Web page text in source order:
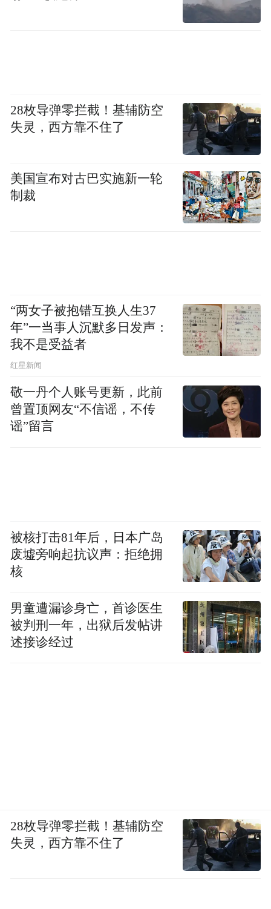
28枚导弹零拦截！基辅防空
失灵，西方靠不住了
美国宣布对古巴实施新一轮
制裁
“两女子被抱错互换人生37
年”一当事人沉默多日发声：
我不是受益者
红星新闻
敬一丹个人账号更新，此前
曾置顶网友“不信谣，不传
谣”留言
被核打击81年后，日本广岛
废墟旁响起抗议声：拒绝拥
核
男童遭漏诊身亡，首诊医生
被判刑一年，出狱后发帖讲
述接诊经过
28枚导弹零拦截！基辅防空
失灵，西方靠不住了